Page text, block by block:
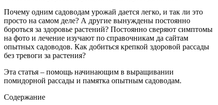
Почему одним садоводам урожай дается легко, и так ли это
просто на самом деле? А другие вынуждены постоянно
бороться за здоровье растений? Постоянно сверяют симптомы
на фото и лечение изучают по справочникам да сайтам
опытных садоводов. Как добиться крепкой здоровой рассады
без тревоги за растения?
Эта статья – помощь начинающим в выращивании
помидорной рассады и памятка опытным садоводам.
Содержание